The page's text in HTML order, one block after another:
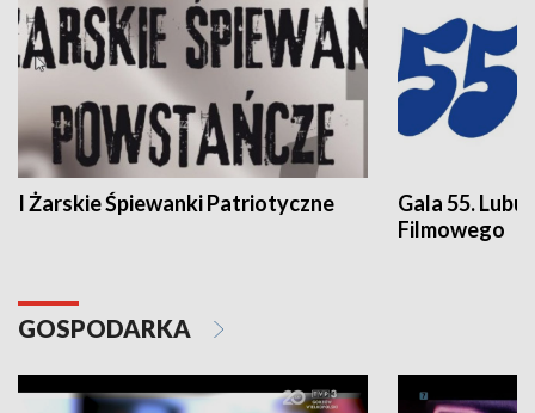
I Żarskie Śpiewanki Patriotyczne
Gala 55.
Filmowego
GOSPODARKA